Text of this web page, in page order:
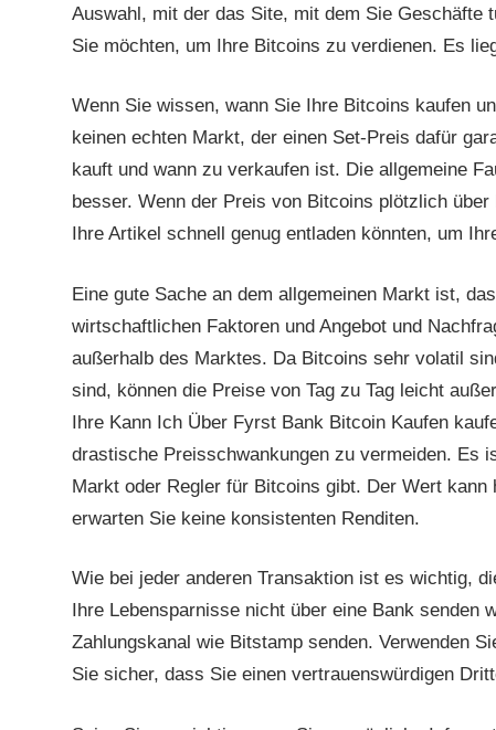
Auswahl, mit der das Site, mit dem Sie Geschäfte
Sie möchten, um Ihre Bitcoins zu verdienen. Es
Wenn Sie wissen, wann Sie Ihre Bitcoins kaufen
keinen echten Markt, der einen Set-Preis dafür
kauft und wann zu verkaufen ist. Die allgemeine
besser. Wenn der Preis von Bitcoins plötzlich
Ihre Artikel schnell genug entladen könnten, um
Eine gute Sache an dem allgemeinen Markt ist,
wirtschaftlichen Faktoren und Angebot und
außerhalb des Marktes. Da Bitcoins sehr volatil
sind, können die Preise von Tag zu Tag leicht
Ihre Kann Ich Über Fyrst Bank Bitcoin Kaufen
drastische Preisschwankungen zu vermeiden. Es
Markt oder Regler für Bitcoins gibt. Der Wert
erwarten Sie keine konsistenten Renditen.
Wie bei jeder anderen Transaktion ist es wichtig,
Ihre Lebensparnisse nicht über eine Bank
Zahlungskanal wie Bitstamp senden. Verwenden
Sie sicher, dass Sie einen vertrauenswürdigen